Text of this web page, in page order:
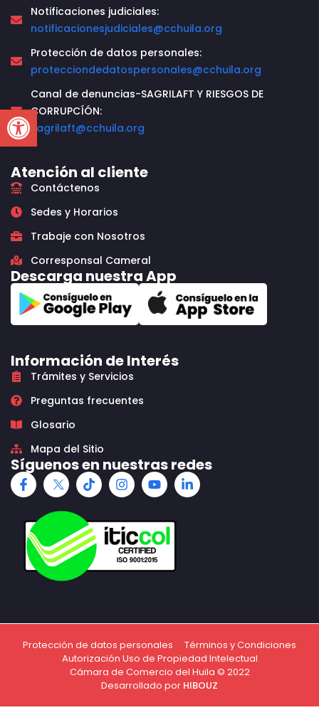
Open toolbar
Notificaciones judiciales:
notificacionesjudiciales@cchuila.org
Protección de datos personales:
protecciondedatospersonales@cchuila.org
Canal de denuncias-SAGRILAFT Y RIESGOS DE
CORRUPCÍÓN:
sagrilaft@cchuila.org
Atención al cliente
Contáctenos
Sedes y Horarios
Trabaje con Nosotros
Corresponsal Cameral
Descarga nuestra App
Información de Interés
Trámites y Servicios
Preguntas frecuentes
Glosario
Mapa del Sitio
Síguenos en nuestras redes
Protección de datos personales
Términos y Condiciones
Autorización Uso de Propiedad Intelectual
Cámara de Comercio del Huila © 2022
Desarrollado por HIBOUZ